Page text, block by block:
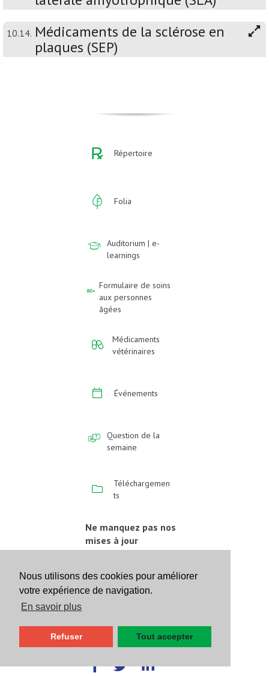
Nous utilisons des cookies pour améliorer
votre expérience de navigation.
En savoir plus
Refuser Tout accepter
10.14. Médicaments de la sclérose en
plaques (SEP)
Répertoire
Folia
Auditorium | e-
learnings
Formulaire de soins
aux personnes
âgées
Médicaments
vétérinaires
Événements
Question de la
semaine
Téléchargemen
ts
Ne manquez pas nos
mises à jour
newsletter
Inscrivez-vous
Suivez-nous sur les
réseaux sociaux